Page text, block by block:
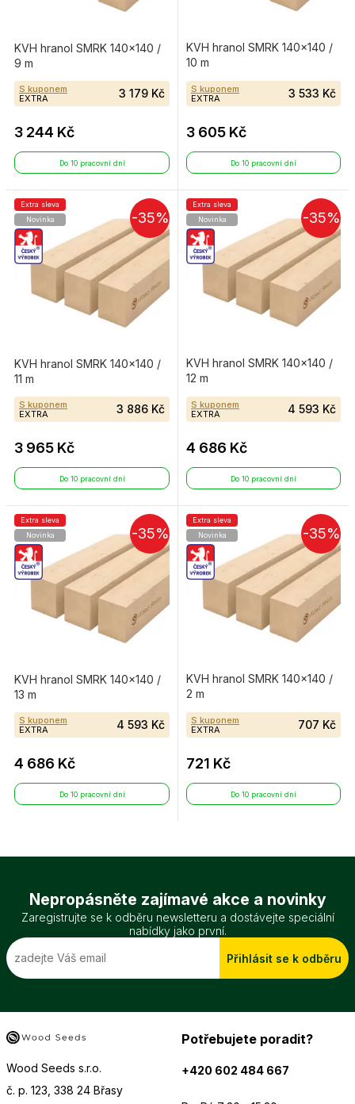
KVH hranol SMRK 140×140 /
9 m
S kuponem
EXTRA
3 179 Kč
3 244 Kč
Do 10 pracovní dní
KVH hranol SMRK 140×140 /
10 m
S kuponem
EXTRA
3 533 Kč
3 605 Kč
Do 10 pracovní dní
-35%
Extra sleva
Novinka
KVH hranol SMRK 140×140 /
11 m
S kuponem
EXTRA
3 886 Kč
3 965 Kč
Do 10 pracovní dní
-35%
Extra sleva
Novinka
KVH hranol SMRK 140×140 /
12 m
S kuponem
EXTRA
4 593 Kč
4 686 Kč
Do 10 pracovní dní
-35%
Extra sleva
Novinka
KVH hranol SMRK 140×140 /
13 m
S kuponem
EXTRA
4 593 Kč
4 686 Kč
Do 10 pracovní dní
-35%
Extra sleva
Novinka
KVH hranol SMRK 140×140 /
2 m
S kuponem
EXTRA
707 Kč
721 Kč
Do 10 pracovní dní
Nepropásněte zajímavé akce a novinky
Zaregistrujte se k odběru newsletteru a dostávejte speciální
nabídky jako první.
Přihlásit se k odběru
Wood Seeds s.r.o.
č. p. 123, 338 24 Břasy
Potřebujete poradit?
+420 602 484 667